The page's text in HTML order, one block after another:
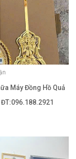
Máy Đồng Hồ Quả